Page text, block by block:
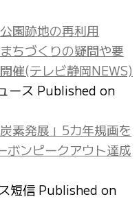
園跡地の再利用
ちづくりの疑問や要
催(テレビ静岡NEWS)
ース Published on
素発展」5カ年規画を
ンピークアウト達成
短信 Published on